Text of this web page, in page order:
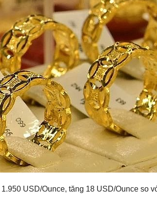
1.950 USD/Ounce, tăng 18 USD/Ounce so